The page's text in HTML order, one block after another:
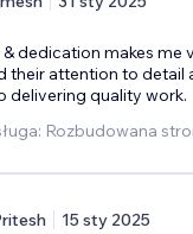
dedication makes me
their attention to detail
delivering quality work.
Rozbudowana
15 sty 2025